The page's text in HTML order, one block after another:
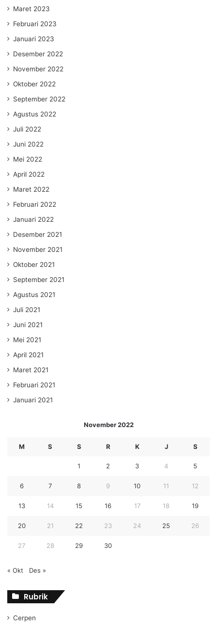
Maret 2023
Februari 2023
Januari 2023
Desember 2022
November 2022
Oktober 2022
September 2022
Agustus 2022
Juli 2022
Juni 2022
Mei 2022
April 2022
Maret 2022
Februari 2022
Januari 2022
Desember 2021
November 2021
Oktober 2021
September 2021
Agustus 2021
Juli 2021
Juni 2021
Mei 2021
April 2021
Maret 2021
Februari 2021
Januari 2021
November 2022
M S S R K J S
1 2 3 4 5
6 7 8 9 10 11 12
13 14 15 16 17 18 19
20 21 22 23 24 25 26
27 28 29 30
« Okt Des »
Rubrik
Cerpen